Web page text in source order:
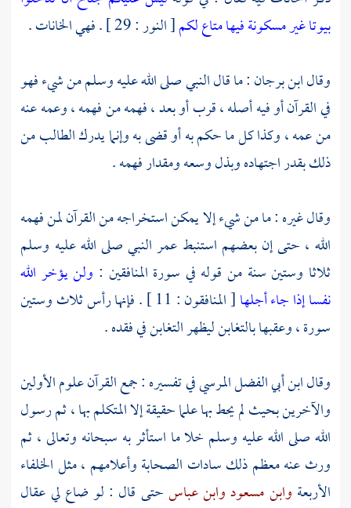
بيوتا غير مسكونة فيها متاع لكم[ النور : 29 ] . فهي الخانات .
وقالابن برجان: ما قال النبي صلى الله عليه وسلم من شيء فهو
في القرآن أو فيه أصله ، قرب أو بعد ، فهمه من فهمه ، وعمه عنه
من عمه ، وكذا كل ما حكم به أو قضى به وإنما يدرك الطالب من
ذلك بقدر اجتهاده وبذل وسعه ومقدار فهمه .
وقال غيره : ما من شيء إلا يمكن استخراجه من القرآن لمن فهمه
الله ، حتى إن بعضهم استنبط عمر النبي صلى الله عليه وسلم
ثلاثا وستين سنة من قوله في سورة المنافقين : ولن يؤخر الله
نفسا إذا جاء أجلها
[ المنافقون : 11 ] . فإنها رأس ثلاث وستين
سورة ، وعقبها بالتغابن ليظهر التغابن في فقده .
وقالابن أبي الفضل المرسيفي تفسيره : جمع القرآن علوم الأولين
والآخرين بحيث لم يحط بها علما حقيقة إلا المتكلم بها ، ثم رسول
الله صلى الله عليه وسلم خلا ما استأثر به سبحانه وتعالى ، ثم
ورث عنه معظم ذلك سادات الصحابة وأعلامهم ، مثل الخلفاء
الأربعة وابن مسعودوابن عباسحتى قال : لو ضاع لي عقال